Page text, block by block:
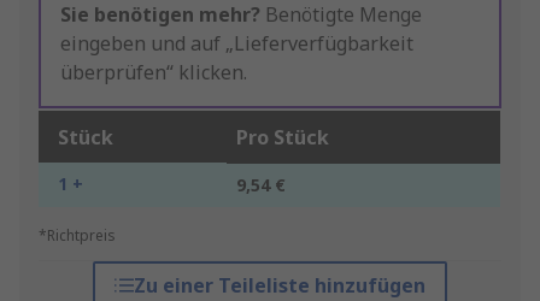
Sie benötigen mehr? Benötigte Menge
eingeben und auf „Lieferverfügbarkeit
überprüfen“ klicken.
Stück Pro Stück
1 + 9,54 €
*Richtpreis
Zu einer Teileliste hinzufügen